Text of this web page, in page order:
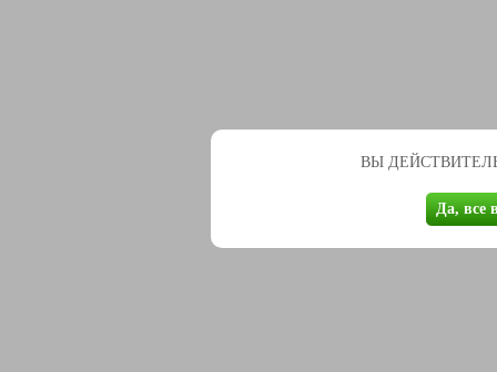
ВЫ
Да, все